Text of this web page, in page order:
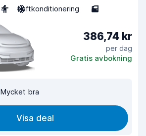
4 Luftkonditionering 5
386,74 kr
per dag
Gratis avbokning
Mycket bra
Visa deal